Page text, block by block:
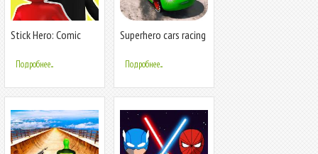
Stick Hero: Comic
Подробнее...
Superhero cars racing
Подробнее...